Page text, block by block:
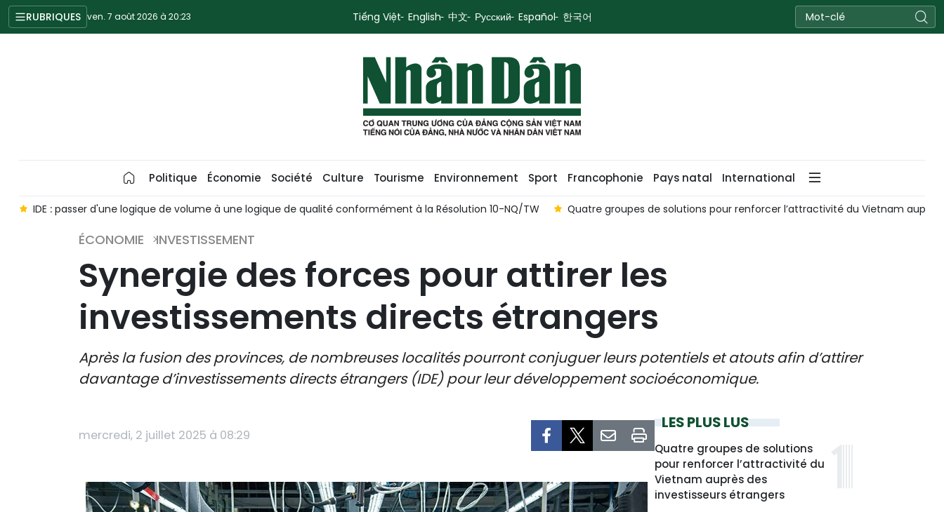
RUBRIQUES ven. 7 août 2026 à 20:23 Tiếng Việt English 中文 Русский Español 한국어
Politique Économie Société Culture Tourisme Environnement Sport Francophonie Pays natal International
IDE : passer d'une logique de volume à une logique de qualité conformément à la Résolution 10-NQ/TW Quatre groupes de solutions pour renforcer l’attractivité du Vietnam
ÉCONOMIE INVESTISSEMENT
Synergie des forces pour attirer les
investissements directs étrangers
Après la fusion des provinces, de nombreuses localités pourront conjuguer leurs potentiels et atouts afin d’attirer
davantage d’investissements directs étrangers (IDE) pour leur développement socioéconomique.
mercredi, 2 juillet 2025 à 08:29
LES PLUS LUS
Quatre groupes de solutions
pour renforcer l’attractivité du
Vietnam auprès des
investisseurs étrangers